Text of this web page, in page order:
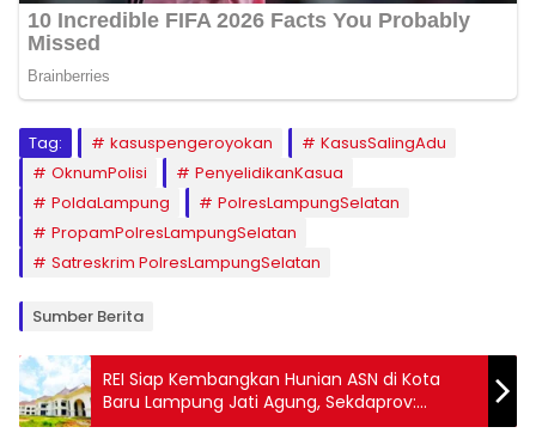
Tag: kasuspengeroyokan
KasusSalingAdu
OknumPolisi
PenyelidikanKasua
PoldaLampung
PolresLampungSelatan
PropamPolresLampungSelatan
Satreskrim PolresLampungSelatan
Sumber Berita
REI Siap Kembangkan Hunian ASN di Kota
Baru Lampung Jati Agung, Sekdaprov:
Hindari Tipe 36